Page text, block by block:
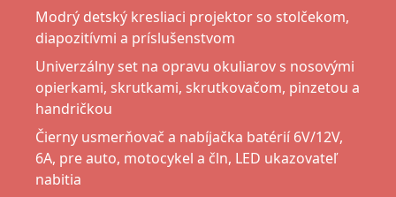
Modrý detský kresliaci projektor so stolčekom,
diapozitívmi a príslušenstvom
Univerzálny set na opravu okuliarov s nosovými
opierkami, skrutkami, skrutkovačom, pinzetou a
handričkou
Čierny usmerňovač a nabíjačka batérií 6V/12V,
6A, pre auto, motocykel a čln, LED ukazovateľ
nabitia